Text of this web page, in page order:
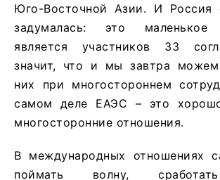
Юго-Восточной Азии. И Россия
задумалась: это маленькое
является участников 33
значит, что и мы завтра можем
них при многостороннем
самом деле ЕАЭС – это
многосторонние отношения.
В международных отношениях
поймать волну,